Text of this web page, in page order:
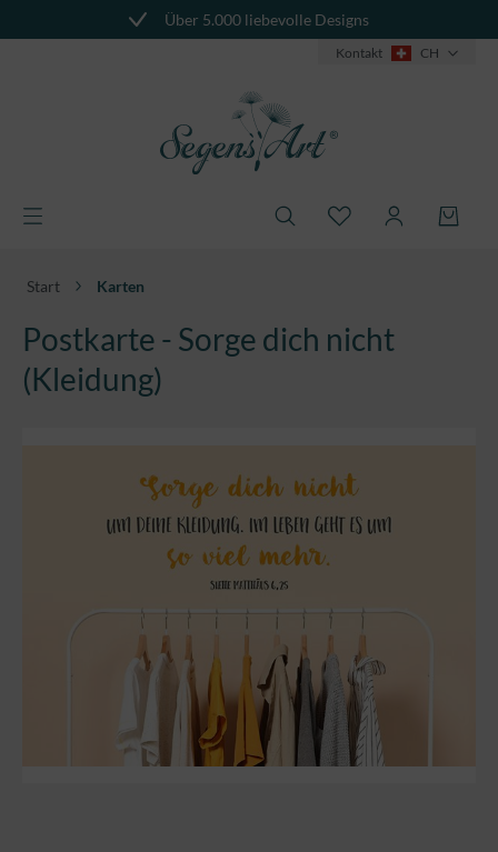
Über 5.000 liebevolle Designs
Kontakt CH
Start Karten
Postkarte - Sorge dich nicht
(Kleidung)